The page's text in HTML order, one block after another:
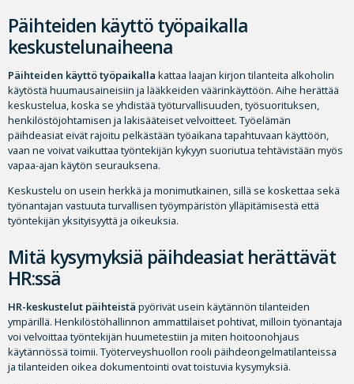
Päihteiden käyttö työpaikalla
keskustelunaiheena
Päihteiden käyttö työpaikalla kattaa laajan kirjon tilanteita alkoholin
käytöstä huumausaineisiin ja lääkkeiden väärinkäyttöön. Aihe herättää
keskustelua, koska se yhdistää työturvallisuuden, työsuorituksen,
henkilöstöjohtamisen ja lakisääteiset velvoitteet. Työelämän
päihdeasiat eivät rajoitu pelkästään työaikana tapahtuvaan käyttöön,
vaan ne voivat vaikuttaa työntekijän kykyyn suoriutua tehtävistään myös
vapaa-ajan käytön seurauksena.
Keskustelu on usein herkkä ja monimutkainen, sillä se koskettaa sekä
työnantajan vastuuta turvallisen työympäristön ylläpitämisestä että
työntekijän yksityisyyttä ja oikeuksia.
Mitä kysymyksiä päihdeasiat herättävät
HR:ssä
HR-keskustelut päihteistä pyörivät usein käytännön tilanteiden
ympärillä. Henkilöstöhallinnon ammattilaiset pohtivat, milloin työnantaja
voi velvoittaa työntekijän huumetestiin ja miten hoitoonohjaus
käytännössä toimii. Työterveyshuollon rooli päihdeongelmatilanteissa
ja tilanteiden oikea dokumentointi ovat toistuvia kysymyksiä.